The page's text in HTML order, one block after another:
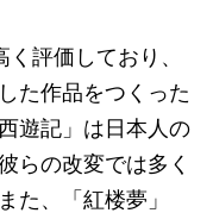
評価しており、
た作品をつくった
遊記」は日本人の
らの改変では多く
た、「紅楼夢」